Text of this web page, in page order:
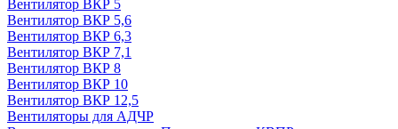
Вентилятор ВКР 5
Вентилятор ВКР 5,6
Вентилятор ВКР 6,3
Вентилятор ВКР 7,1
Вентилятор ВКР 8
Вентилятор ВКР 10
Вентилятор ВКР 12,5
Вентиляторы для АДЧР